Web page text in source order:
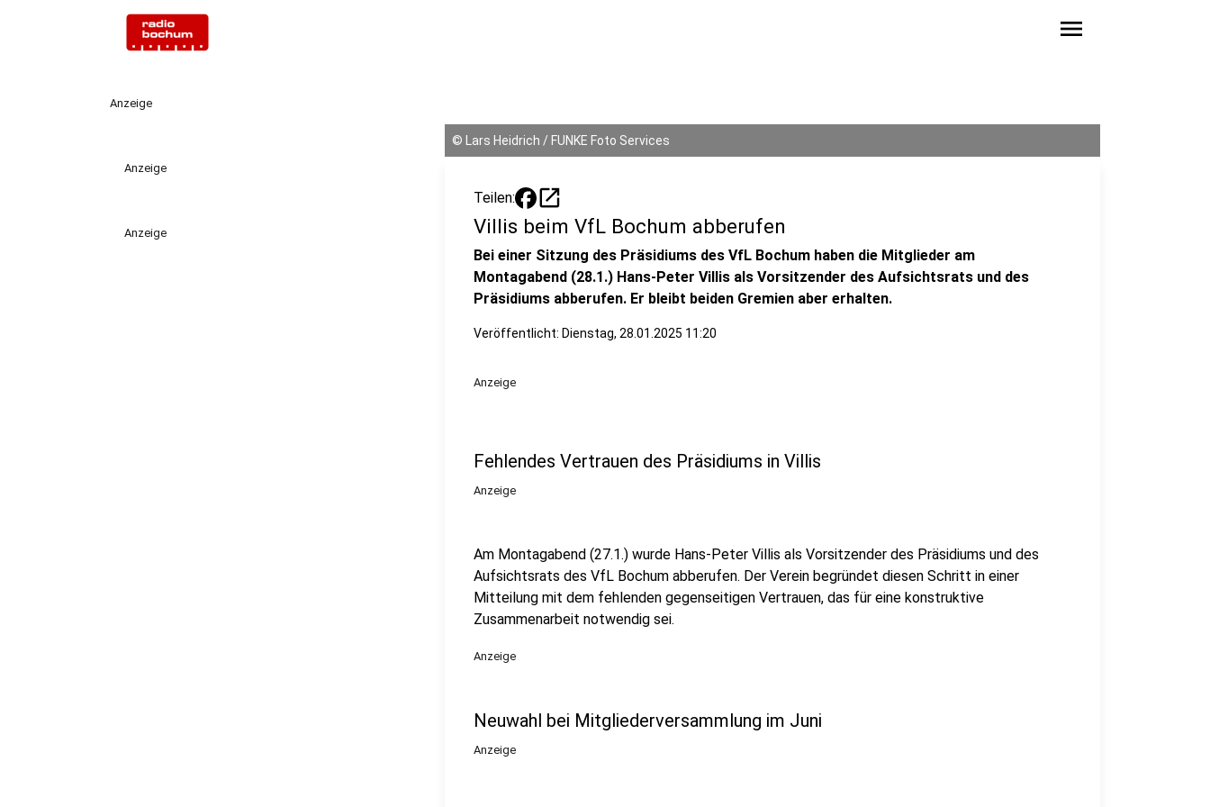
menu
Anzeige
Anzeige
Anzeige
© Lars Heidrich / FUNKE Foto Services
Teilen: open_in_new
Villis beim VfL Bochum abberufen
Bei einer Sitzung des Präsidiums des VfL Bochum haben die Mitglieder am
Montagabend (28.1.) Hans-Peter Villis als Vorsitzender des Aufsichtsrats und des
Präsidiums abberufen. Er bleibt beiden Gremien aber erhalten.
Veröffentlicht: Dienstag, 28.01.2025 11:20
Anzeige
Fehlendes Vertrauen des Präsidiums in Villis
Anzeige
Am Montagabend (27.1.) wurde Hans-Peter Villis als Vorsitzender des Präsidiums und des
Aufsichtsrats des VfL Bochum abberufen. Der Verein begründet diesen Schritt in einer
Mitteilung mit dem fehlenden gegenseitigen Vertrauen, das für eine konstruktive
Zusammenarbeit notwendig sei.
Anzeige
Neuwahl bei Mitgliederversammlung im Juni
Anzeige